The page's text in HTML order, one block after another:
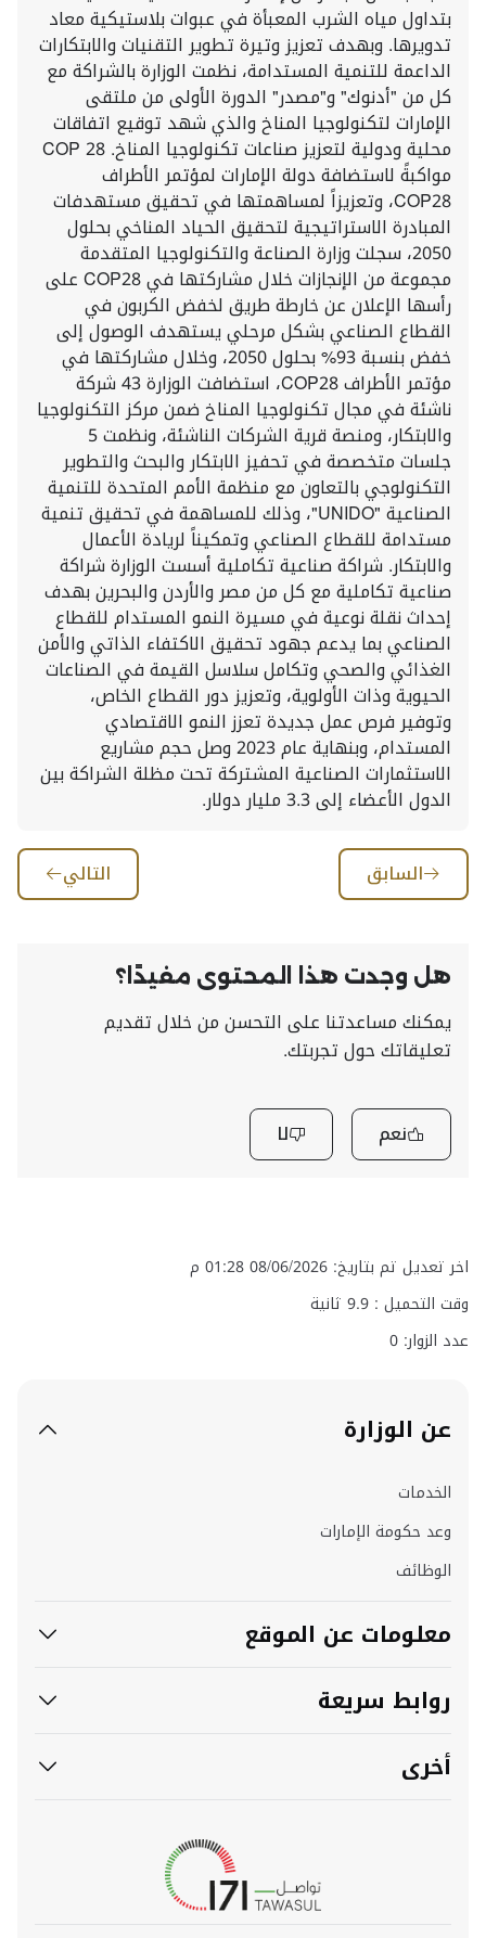
السابق التالي
هل وجدت هذا المحتوى مفيدًا؟
يمكنك مساعدتنا على التحسن من خلال تقديم
تعليقاتك حول تجربتك.
نعم لا
اخر تعديل تم بتاريخ: 08/06/2026 01:28 م
وقت التحميل : 9.9 ثانية
عدد الزوار: 0
عن الوزارة
الخدمات
وعد حكومة الإمارات
الوظائف
معلومات عن الموقع
روابط سريعة
أخرى